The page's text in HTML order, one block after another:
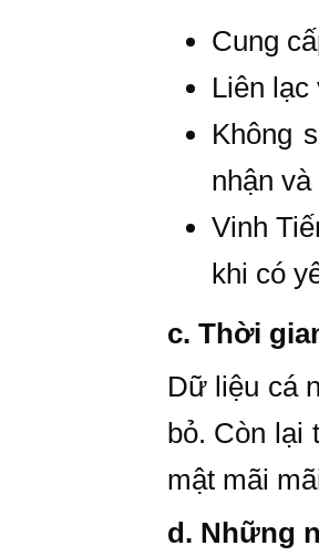
Cung
Liên
Không
nhận
Vinh
khi có
c. Thời
Dữ liệu cá
bỏ. Còn lại
mật mãi
d. Những